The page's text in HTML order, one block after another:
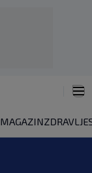
MAGAZINZDRAVLJE